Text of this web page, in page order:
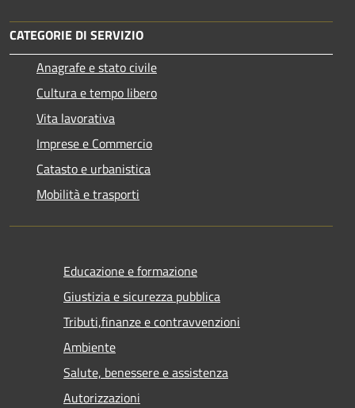
CATEGORIE DI SERVIZIO
Anagrafe e stato civile
Cultura e tempo libero
Vita lavorativa
Imprese e Commercio
Catasto e urbanistica
Mobilità e trasporti
Educazione e formazione
Giustizia e sicurezza pubblica
Tributi,finanze e contravvenzioni
Ambiente
Salute, benessere e assistenza
Autorizzazioni